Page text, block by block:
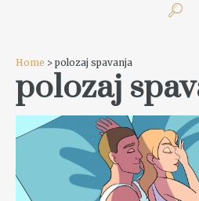
Home > polozaj spavanja
polozaj